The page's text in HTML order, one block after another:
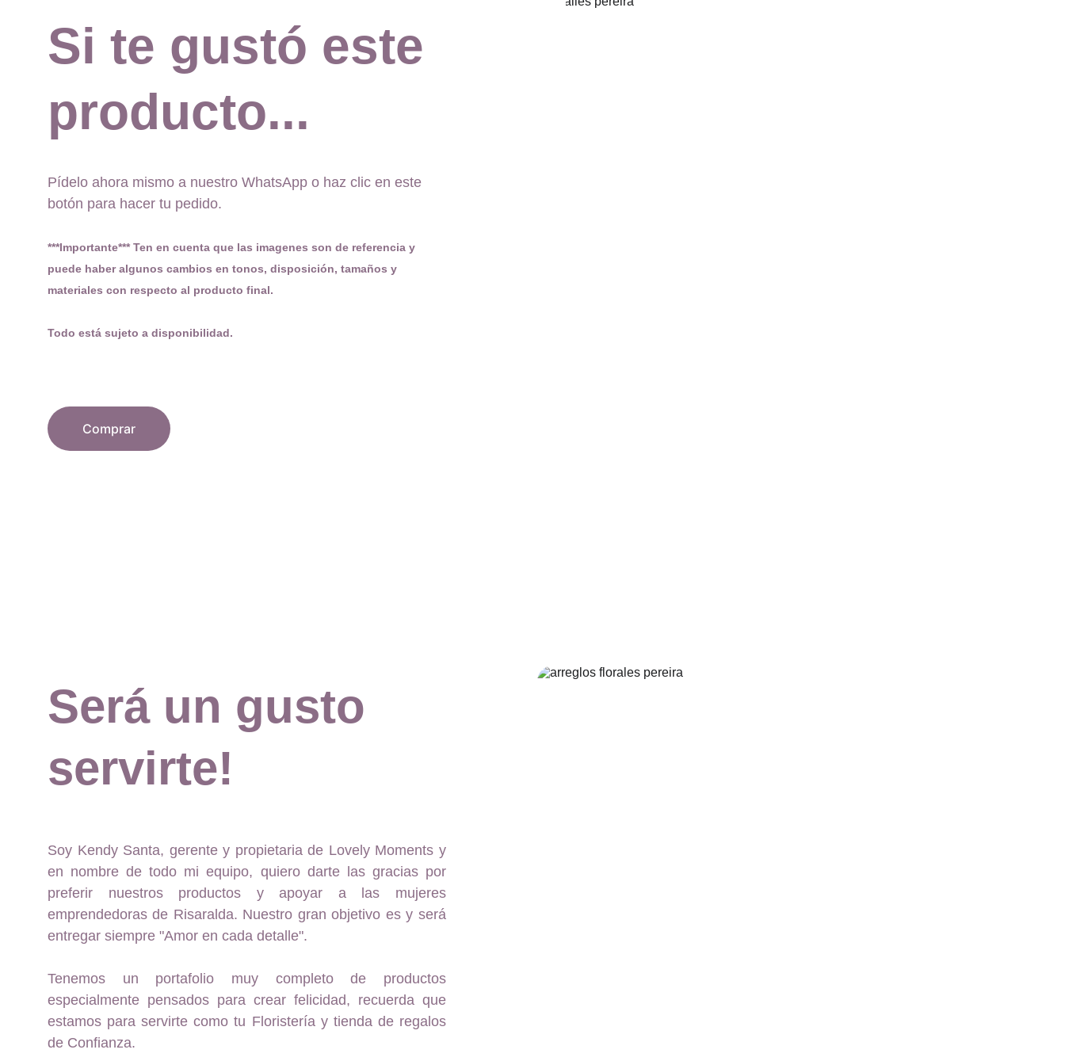
Si te gustó este
producto...
Pídelo ahora mismo a nuestro WhatsApp o haz clic en este
botón para hacer tu pedido.
***Importante*** Ten en cuenta que las imagenes son de referencia y
puede haber algunos cambios en tonos, disposición, tamaños y
materiales con respecto al producto final.
Todo está sujeto a disponibilidad.
Comprar
Será un gusto
servirte!
Soy Kendy Santa, gerente y propietaria de Lovely Moments y
en nombre de todo mi equipo, quiero darte las gracias por
preferir nuestros productos y apoyar a las mujeres
emprendedoras de Risaralda. Nuestro gran objetivo es y será
entregar siempre "Amor en cada detalle".
Tenemos un portafolio muy completo de productos
especialmente pensados para crear felicidad, recuerda que
estamos para servirte como tu Floristería y tienda de regalos
de Confianza.